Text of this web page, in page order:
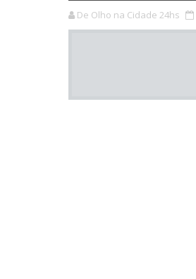
De Olho na Cidade 24hs